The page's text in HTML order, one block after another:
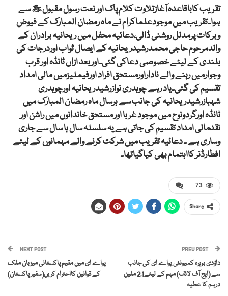
تقریب کاباقاعدہ آغازتلاوت کلام پاک اور نعت رسول مقبول ﷺ سے
ہوا۔تقریب میں موجودعلماکرام نے ماہ رمضان المبارک کے فیوض
وبرکات پرمدلل روشنی ڈالی،دعائیہ محفل میں ریحانیہ برادران کے
والدمرحوم حاجی محمدرشیدریحانیہ کے ایصال ثواب اوردرجات کی
بلندی کے لیئے خصوصی دعاکی گئی۔اوربعد ازاں ٹانڈہ اور قرب
وجوارمیں رہنے والے ناداراورمستحق افراد اورفیملیزمیں مالی امداد
تقسیم کی گئی۔یاد رہے چوہدری نوازرشیدریحانیہ اورچوہدری
شہبازرشیدریحانیہ کی جانب سے ہرسال ماہ رمضان المبارک میں
ٹانڈہ اورگردونوح میں موجود غربا اور مستحق خاندانوں میں راشن اور
نقدمالی امداد تقسیم کی جاتی ہے یہ سلسلہ سال ہا سال سے جاری
وساری ہے ۔ دعائیہ تقریب میں شرکت کرنے والے مہمانوں کے لیئے
افطارڈنر کااہتمام بھی کیاگیاتھا۔
73
Share
PREV POST
داؤدی بوہرہ کمیونٹی یواے ای کی جانب
سے (ایج آف لائف) مہم کے لیئے2.1 ملین
درہم کا عطیہ
NEXT POST
یواے ای میں مقیم پاکستانی میزبان ملک
کے قوانین کااحترام کریں(سفیرپاکستان)